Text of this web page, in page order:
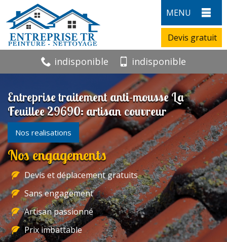
MENU
Devis gratuit
indisponible indisponible
Entreprise traitement anti-mousse La
Feuillee 29690: artisan couvreur
Nos realisations
Nos engagements
Devis et déplacement gratuits
Sans engagement
Artisan passionné
Prix imbattable